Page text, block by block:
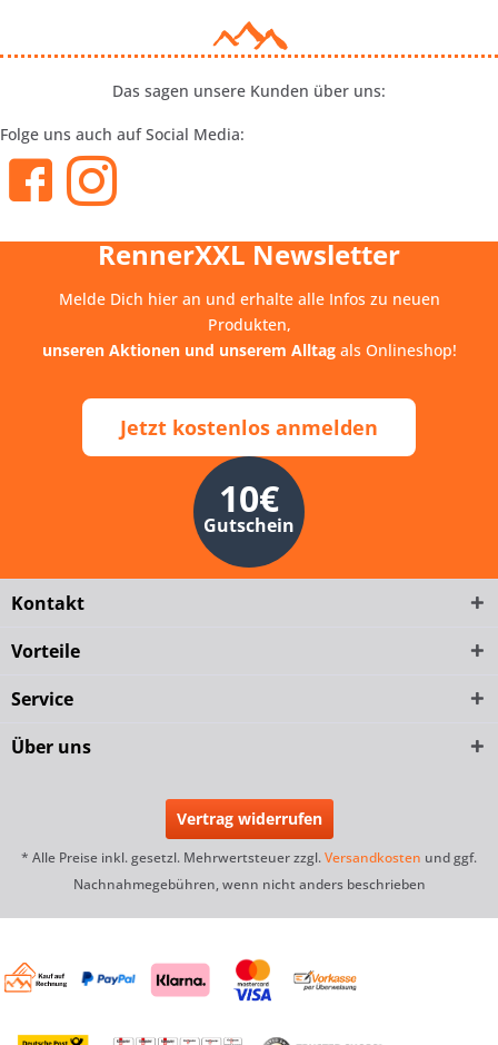
Das sagen unsere Kunden über uns:
Folge uns auch auf Social Media:
RennerXXL Newsletter
Melde Dich hier an und erhalte alle Infos zu neuen
Produkten,
unseren Aktionen und unserem Alltagals Onlineshop!
Jetzt kostenlos anmelden
10€
Gutschein
Kontakt
Vorteile
Service
Über uns
Vertrag widerrufen
* Alle Preise inkl. gesetzl. Mehrwertsteuer zzgl.Versandkosten und ggf.
Nachnahmegebühren, wenn nicht anders beschrieben